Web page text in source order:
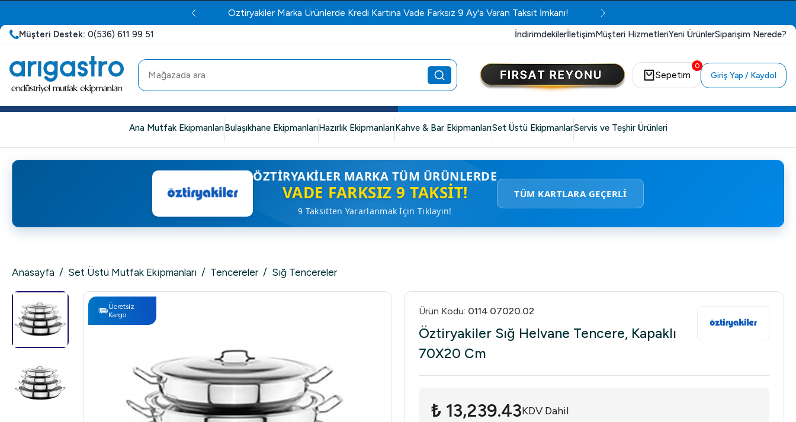
Öztiryakiler Marka Ürünlerde Kredi Kartına Vade Farksız 9 Ay'a Varan Taksit İmkanı!
Müşteri Destek: 0(536) 611 99 51 İndirimdekilerİletişimMüşteri HizmetleriYeni ÜrünlerSiparişim Nerede?
0
Sepetim Giriş Yap / Kaydol
Ana Mutfak EkipmanlarıBulaşıkhane EkipmanlarıHazırlık EkipmanlarıKahve & Bar EkipmanlarıSet Üstü EkipmanlarServis ve Teşhir Ürünleri
ÖZTIRYAKILER MARKA TÜM ÜRÜNLERDE
VADE FARKSIZ 9 TAKSIT!
9 Taksitten Yararlanmak İçin Tıklayın!
TÜM KARTLARA GEÇERLİ
Anasayfa / Set Üstü Mutfak Ekipmanları / Tencereler / Sığ Tencereler
Ücretsiz
Kargo
Ürün Kodu: 0114.07020.02
Öztiryakiler Sığ Helvane Tencere, Kapaklı
70X20 Cm
₺ 13,239.43KDV Dahil